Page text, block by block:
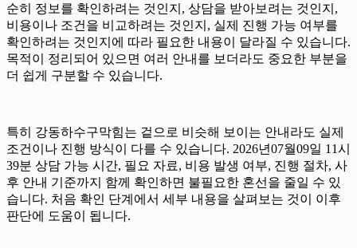
순히 정보를 확인하려는 것인지, 상담을 받아보려는 것인지,
비용이나 조건을 비교하려는 것인지, 실제 진행 가능 여부를
확인하려는 것인지에 따라 필요한 내용이 달라질 수 있습니다.
목적이 정리되어 있으면 여러 안내를 보더라도 중요한 부분을
더 쉽게 구분할 수 있습니다.
특히 강동하수구막힘는 겉으로 비슷해 보이는 안내라도 실제
조건이나 진행 방식이 다를 수 있습니다. 2026년07월09일 11시
39분 상담 가능 시간, 필요 자료, 비용 발생 여부, 진행 절차, 사
후 안내 기준까지 함께 확인하면 불필요한 혼선을 줄일 수 있
습니다. 처음 확인 단계에서 세부 내용을 살펴보는 것이 이후
판단에 도움이 됩니다.